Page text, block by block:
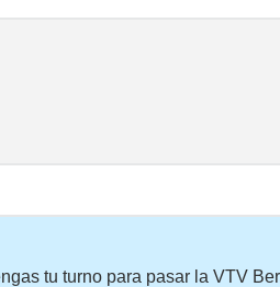
tu turno para pasar la VTV